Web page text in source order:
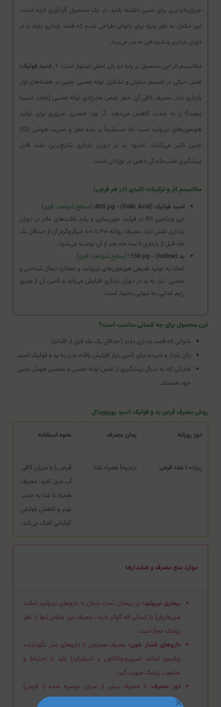
جبران‌ناپذیری برای جنین داشته باشد، در یک محصول گردآوری کرده است.
این مکمل به طور ویژه برای بانوانی طراحی شده که قصد بارداری دارند یا در
دوران بارداری و شیردهی به سر می‌برند.
مکانیسم اثر این محصول بر پایه دو رکن اصلی استوار است: 1.
اسید فولیک:
نقش حیاتی در تقسیم سلولی و تشکیل لوله عصبی جنین در هفته‌های اول
بارداری دارد. مصرف کافی آن خطر نقص مادرزادی لوله عصبی (مانند اسپینا
بیفیدا) را به شدت کاهش می‌دهد. 2.
ید: عنصری ضروری برای تولید
هورمون‌های تیروئید است که مستقیماً بر رشد مغز و ضریب هوشی (IQ)
جنین تاثیر می‌گذارد. کمبود ید در دوران بارداری شایع‌ترین علت قابل
پیشگیری عقب‌ماندگی ذهنی در نوزادان است.
مکانیسم اثر و ترکیبات کلیدی (در هر قرص)
اسید فولیک (Folic Acid) - 800 µg:
(سطح شواهد: قوی)
این ویتامین B9 در فرآیند خون‌سازی و رشد بافت‌های مادر در دوران
بارداری نقش دارد. مصرف روزانه ۴۰۰ تا ۸۰۰ میکروگرم آن از حداقل یک
ماه قبل از بارداری تا سه ماه بعد از آن توصیه می‌شود.
ید (Iodine) - 150 µg:
(سطح شواهد: قوی)
کمک به تولید طبیعی هورمون‌های تیروئید و عملکرد نرمال شناختی و
عصبی. نیاز به ید در دوران بارداری افزایش می‌یابد و تأمین آن از طریق
رژیم غذایی به تنهایی دشوار است.
این محصول برای چه کسانی مناسب است؟
بانوانی که قصد بارداری دارند (حداقل یک ماه قبل از اقدام).
زنان باردار و شیرده برای تأمین نیاز افزایش یافته بدن به ید و فولیک اسید.
مادرانی که به دنبال پیشگیری از نقص لوله عصبی و تضمین هوش جنین
خود هستند.
روش مصرف قرص ید و فولیک اسید یوروویتال
دوز روزانه زمان مصرف نحوه استفاده
روزانه ۱ عدد قرص ترجیحاً همراه غذا
قرص را با میزان کافی
آب میل کنید. مصرف
همراه با غذا به جذب
بهتر و کاهش عوارض
گوارشی کمک می‌کند.
موارد منع مصرف و هشدارها
بیماری تیروئید: در بیماران تحت درمان با داروهای تیروئید (مانند
متی‌مازول) یا کسانی که گواتر دارند، مصرف این مکمل تنها با نظر
پزشک مجاز است.
داروهای فشار خون: مصرف همزمان با داروهای مدر نگهدارنده
پتاسیم (مانند اسپیرونولاکتون و آمیلوراید) باید با احتیاط و
مشورت پزشک صورت گیرد.
دوز مصرف:
از مصرف بیش از میزان توصیه شده (۱ قرص)
خودداری شود.